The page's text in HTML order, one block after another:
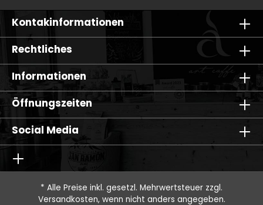
Kontakinformationen
Rechtliches
Informationen
Öffnungszeiten
Social Media
* Alle Preise inkl. gesetzl. Mehrwertsteuer zzgl.
Versandkosten, wenn nicht anders angegeben.